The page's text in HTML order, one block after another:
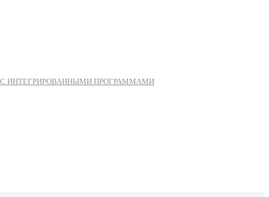
ИНТЕГРИРОВАННЫМИ ПРОГРАММАМИ